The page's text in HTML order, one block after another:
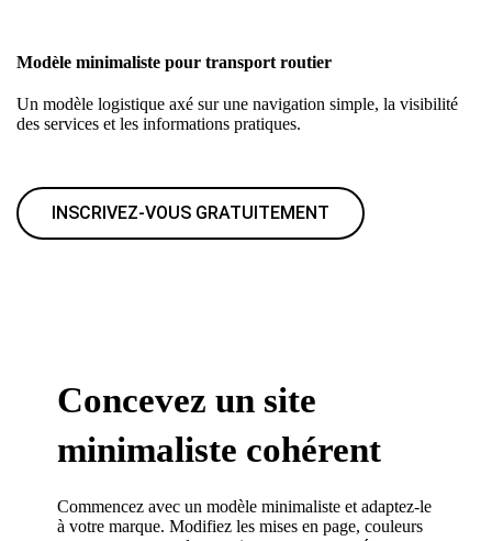
Modèle minimaliste pour transport routier
Un modèle logistique axé sur une navigation simple, la visibilité
des services et les informations pratiques.
INSCRIVEZ-VOUS GRATUITEMENT
Concevez un site
minimaliste cohérent
Commencez avec un modèle minimaliste et adaptez-le
à votre marque. Modifiez les mises en page, couleurs